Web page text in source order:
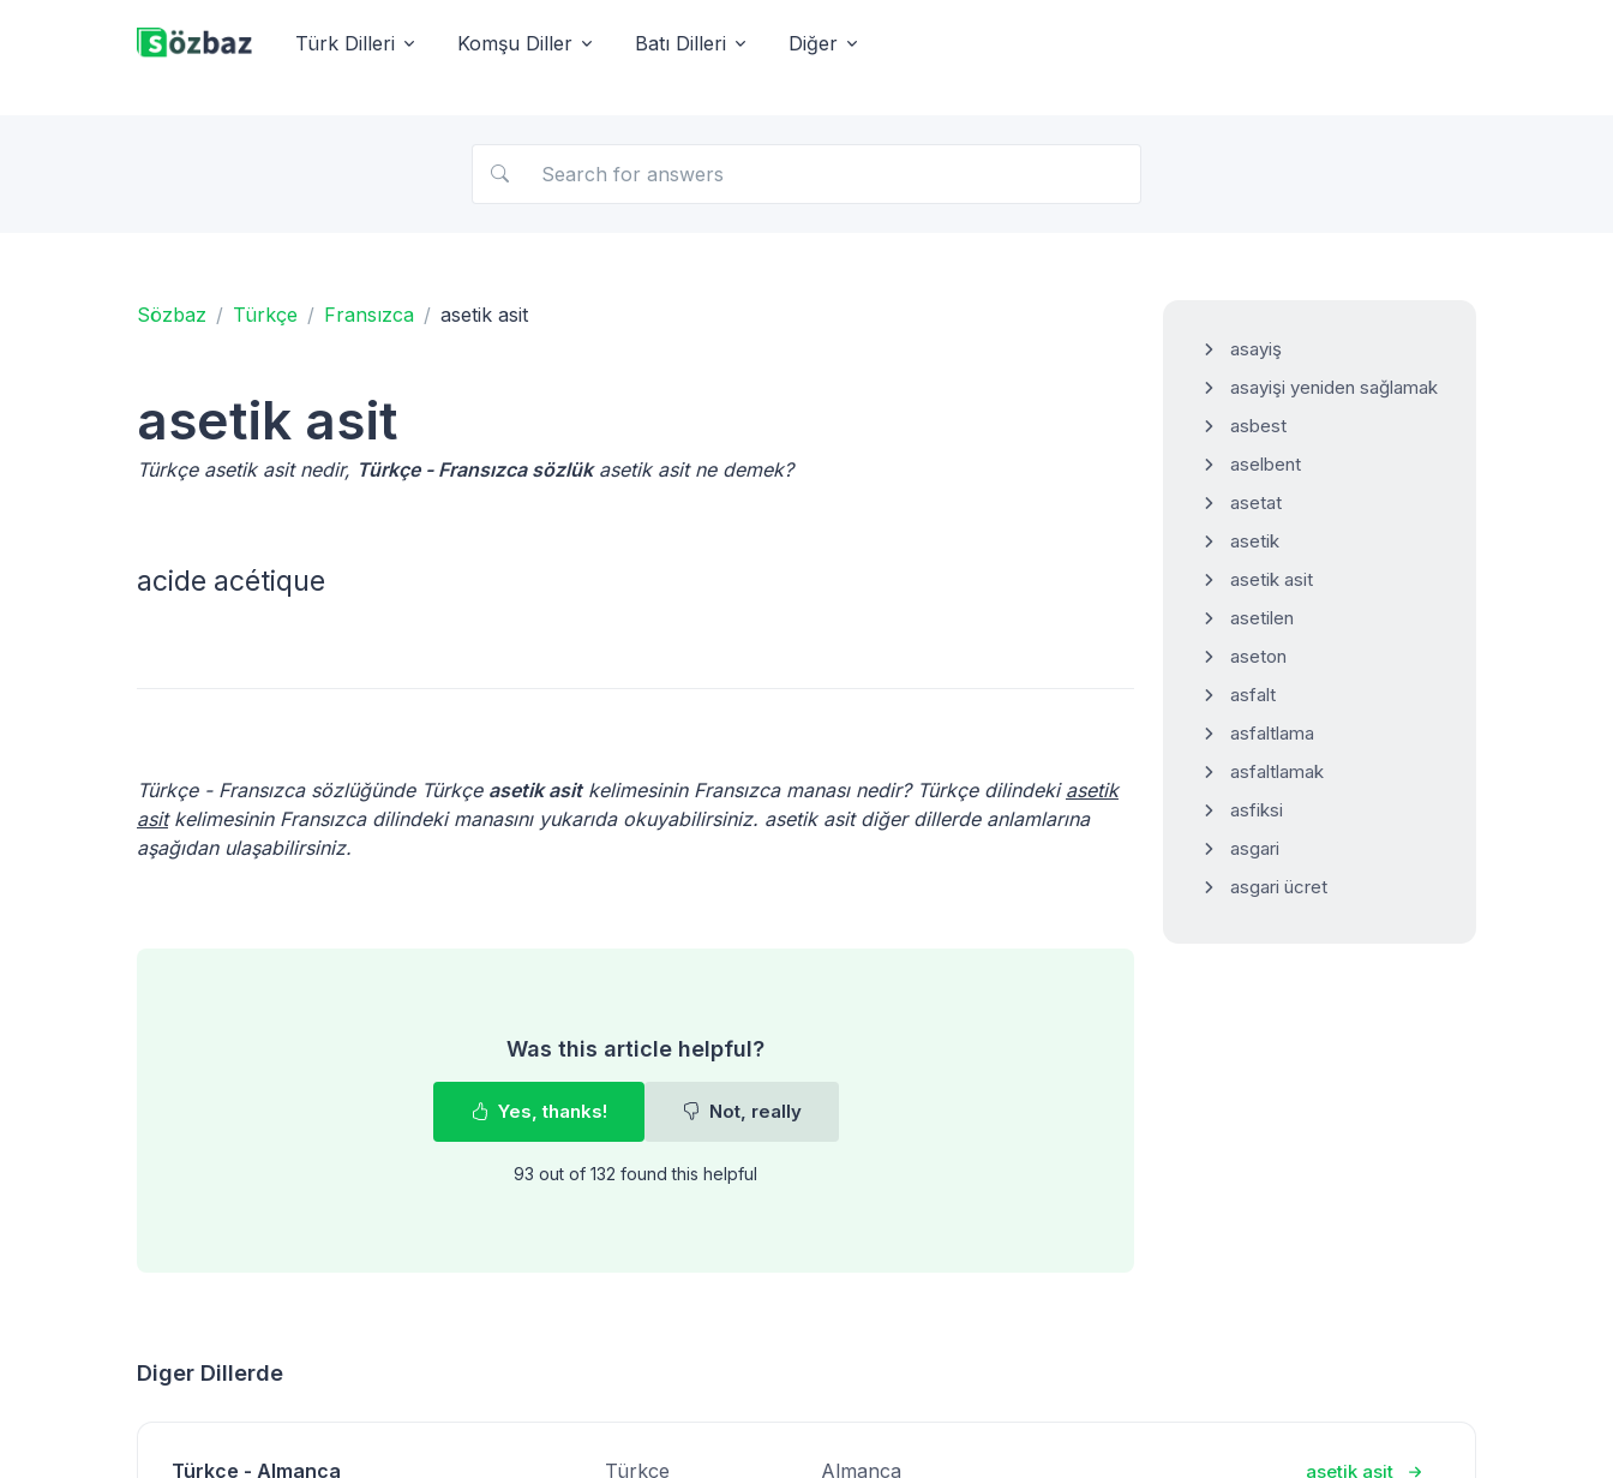
Türk Dilleri Komşu Diller Batı Dilleri Diğer
Sözbaz Türkçe Fransızca asetik asit
asetik asit
Türkçe asetik asit nedir, Türkçe - Fransızca sözlükasetik asit ne demek?
acide acétique
Türkçe - Fransızca sözlüğünde Türkçe asetik asitkelimesinin Fransızca manası nedir? Türkçe dilindeki asetik
asitkelimesinin Fransızca dilindeki manasını yukarıda okuyabilirsiniz. asetik asit diğer dillerde anlamlarına
aşağıdan ulaşabilirsiniz.
Was this article helpful?
Yes, thanks! Not, really
93 out of 132 found this helpful
asayiş
asayişi yeniden sağlamak
asbest
aselbent
asetat
asetik
asetik asit
asetilen
aseton
asfalt
asfaltlama
asfaltlamak
asfiksi
asgari
asgari ücret
Diger Dillerde
Türkçe - Almanca Türkçe Almanca asetik asit